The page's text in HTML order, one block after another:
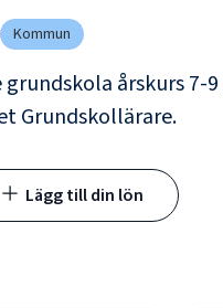
Kommun
grundskola årskurs 7-9
Grundskollärare.
Lägg till din lön